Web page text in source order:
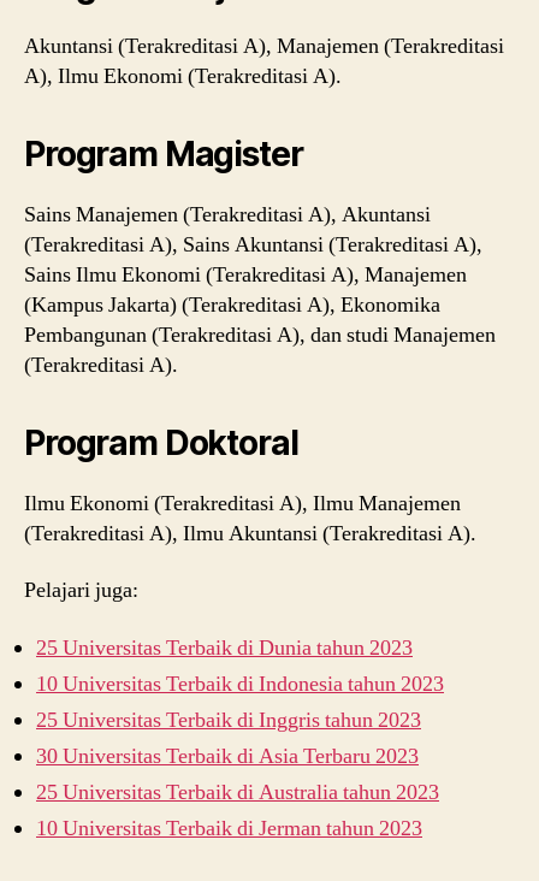
Akuntansi (Terakreditasi A), Manajemen (Terakreditasi
A), Ilmu Ekonomi (Terakreditasi A).
Program Magister
Sains Manajemen (Terakreditasi A), Akuntansi
(Terakreditasi A), Sains Akuntansi (Terakreditasi A),
Sains Ilmu Ekonomi (Terakreditasi A), Manajemen
(Kampus Jakarta) (Terakreditasi A), Ekonomika
Pembangunan (Terakreditasi A), dan studi Manajemen
(Terakreditasi A).
Program Doktoral
Ilmu Ekonomi (Terakreditasi A), Ilmu Manajemen
(Terakreditasi A), Ilmu Akuntansi (Terakreditasi A).
Pelajari juga:
25 Universitas Terbaik di Dunia tahun 2023
10 Universitas Terbaik di Indonesia tahun 2023
25 Universitas Terbaik di Inggris tahun 2023
30 Universitas Terbaik di Asia Terbaru 2023
25 Universitas Terbaik di Australia tahun 2023
10 Universitas Terbaik di Jerman tahun 2023